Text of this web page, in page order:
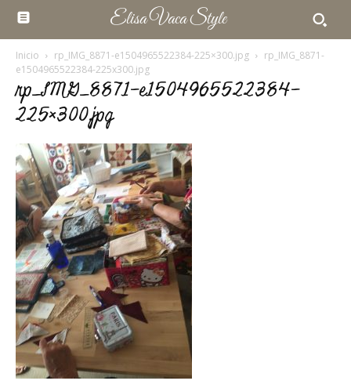
Elisa Vaca Style
Inicio rp_IMG_8871-e1504965522384-225×300.jpg
rp_IMG_8871-
e1504965522384-225x300.jpg
rp_IMG_8871-e1504965522384-
225×300.jpg